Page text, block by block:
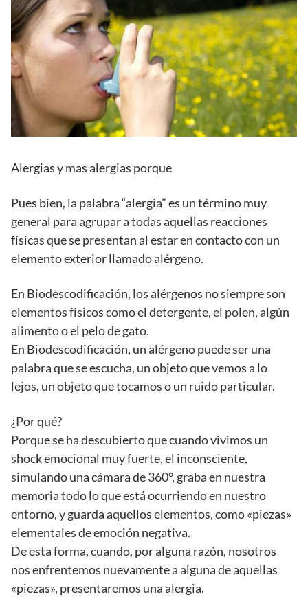
Alergias y mas alergias porque
Pues bien, la palabra “alergia” es un término muy
general para agrupar a todas aquellas reacciones
físicas que se presentan al estar en contacto con un
elemento exterior llamado alérgeno.
En Biodescodificación, los alérgenos no siempre son
elementos físicos como el detergente, el polen, algún
alimento o el pelo de gato.
En Biodescodificación, un alérgeno puede ser una
palabra que se escucha, un objeto que vemos a lo
lejos, un objeto que tocamos o un ruido particular.
¿Por qué?
Porque se ha descubierto que cuando vivimos un
shock emocional muy fuerte, el inconsciente,
simulando una cámara de 360°, graba en nuestra
memoria todo lo que está ocurriendo en nuestro
entorno, y guarda aquellos elementos, como «piezas»
elementales de emoción negativa.
De esta forma, cuando, por alguna razón, nosotros
nos enfrentemos nuevamente a alguna de aquellas
«piezas», presentaremos una alergia.